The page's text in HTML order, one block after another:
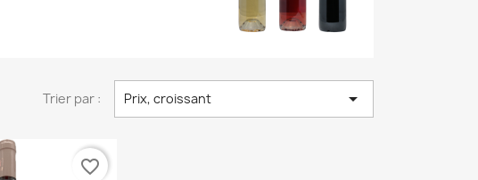
Trier par : Prix, croissant 
favorite_border